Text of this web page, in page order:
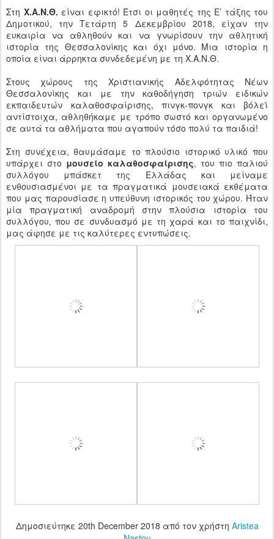
Στη Χ.Α.Ν.Θ. είναι εφικτό! Έτσι οι μαθητές της Ε’ τάξης του
Δημοτικού, την Τετάρτη 5 Δεκεμβρίου 2018, είχαν την
ευκαιρία να αθληθούν και να γνωρίσουν την αθλητική
ιστορία της Θεσσαλονίκης και όχι μόνο. Μια ιστορία η
οποία είναι άρρηκτα συνδεδεμένη με τη Χ.Α.Ν.Θ.
Στους χώρους της Χριστιανικής Αδελφότητας Νέων
Θεσσαλονίκης και με την καθοδήγηση τριών ειδικών
εκπαιδευτών καλαθοσφαίρισης, πινγκ-πονγκ και βόλεϊ
αντίστοιχα, αθληθήκαμε με τρόπο σωστό και οργανωμένο
σε αυτά τα αθλήματα που αγαπούν τόσο πολύ τα παιδιά!
Στη συνέχεια, θαυμάσαμε το πλούσιο ιστορικό υλικό που
υπάρχει στο μουσείο καλαθοσφαίρισης, του πιο παλιού
συλλόγου μπάσκετ της Ελλάδας και μείναμε
ενθουσιασμένοι με τα πραγματικά μουσειακά εκθέματα
που μας παρουσίασε η υπεύθυνη ιστορικός του χώρου. Ήταν
μία πραγματική αναδρομή στην πλούσια ιστορία του
συλλόγου, που σε συνδυασμό με τη χαρά και το παιχνίδι,
μας άφησε με τις καλύτερες εντυπώσεις.
Δημοσιεύτηκε 20th December 2018 από τον χρήστη Aristea